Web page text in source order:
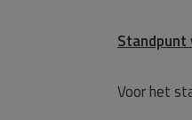
Standpunt
Voor het